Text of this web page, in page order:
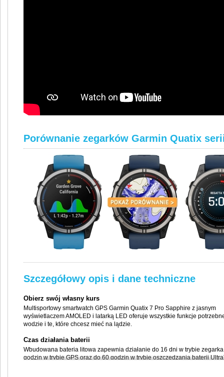
Porównanie zegarków Garmin Quatix
Szczegółowy opis i dane techniczne
Obierz swój własny kurs
Multisportowy smartwatch GPS Garmin Quatix 7 Pro Sapphire z jasnym
wyświetlaczem AMOLED i latarką LED oferuje wszystkie funkcje
wodzie i te, które chcesz mieć na lądzie.
Czas działania baterii
Wbudowana bateria litowa zapewnia działanie do 16 dni w trybie
godzin w trybie GPS oraz do 60 godzin w trybie oszczędzania baterii